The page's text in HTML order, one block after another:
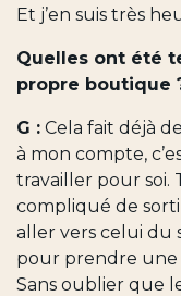
Et j’en suis très
Quelles ont été
propre boutique
G : Cela fait déjà
à mon compte,
travailler pour soi.
compliqué de
aller vers celui du
pour prendre une
Sans oublier que